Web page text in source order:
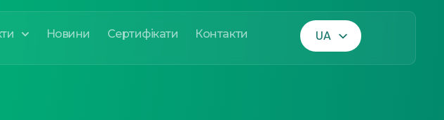
Новини Сертифікати Контакти
UA